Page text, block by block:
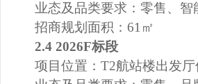
业态及品类要求：零售、智
招商规划面积：61㎡
2.4 2026F标段
项目位置：T2航站楼出发